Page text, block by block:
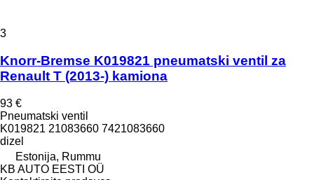
3
Knorr-Bremse K019821 pneumatski ventil za
Renault T (2013-) kamiona
93 €
Pneumatski ventil
K019821 21083660 7421083660
dizel
Estonija, Rummu
KB AUTO EESTI OÜ